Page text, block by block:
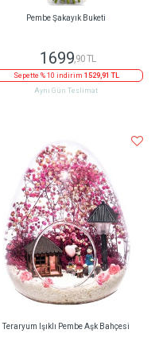
Pembe Şakayık Buketi
1699,90 TL
Sepette % 10 indirim 1529,91 TL
Aynı Gün Teslimat
Teraryum Işıklı Pembe Aşk Bahçesi